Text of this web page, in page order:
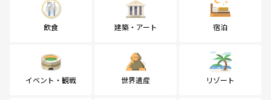
飲食 建築・アート 宿泊
イベント・観戦 世界遺産 リゾート